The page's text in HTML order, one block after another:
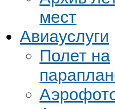
мест
Авиауслуги
Полет на